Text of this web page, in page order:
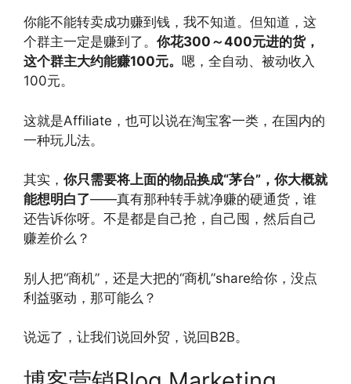
你能不能转卖成功赚到钱，我不知道。但知道，这
个群主一定是赚到了。 你花300～400元进的货，
这个群主大约能赚100元。 嗯，全自动、被动收入
100元。
这就是Affiliate，也可以说在淘宝客一类，在国内的
一种玩儿法。
其实， 你只需要将上面的物品换成“茅台”，你大概就
能想明白了——真有那种转手就净赚的硬通货，谁
还告诉你呀。不是都是自己抢，自己囤，然后自己
赚差价么？
别人把“商机”，还是大把的“商机”share给你，没点
利益驱动，那可能么？
说远了，让我们说回外贸，说回B2B。